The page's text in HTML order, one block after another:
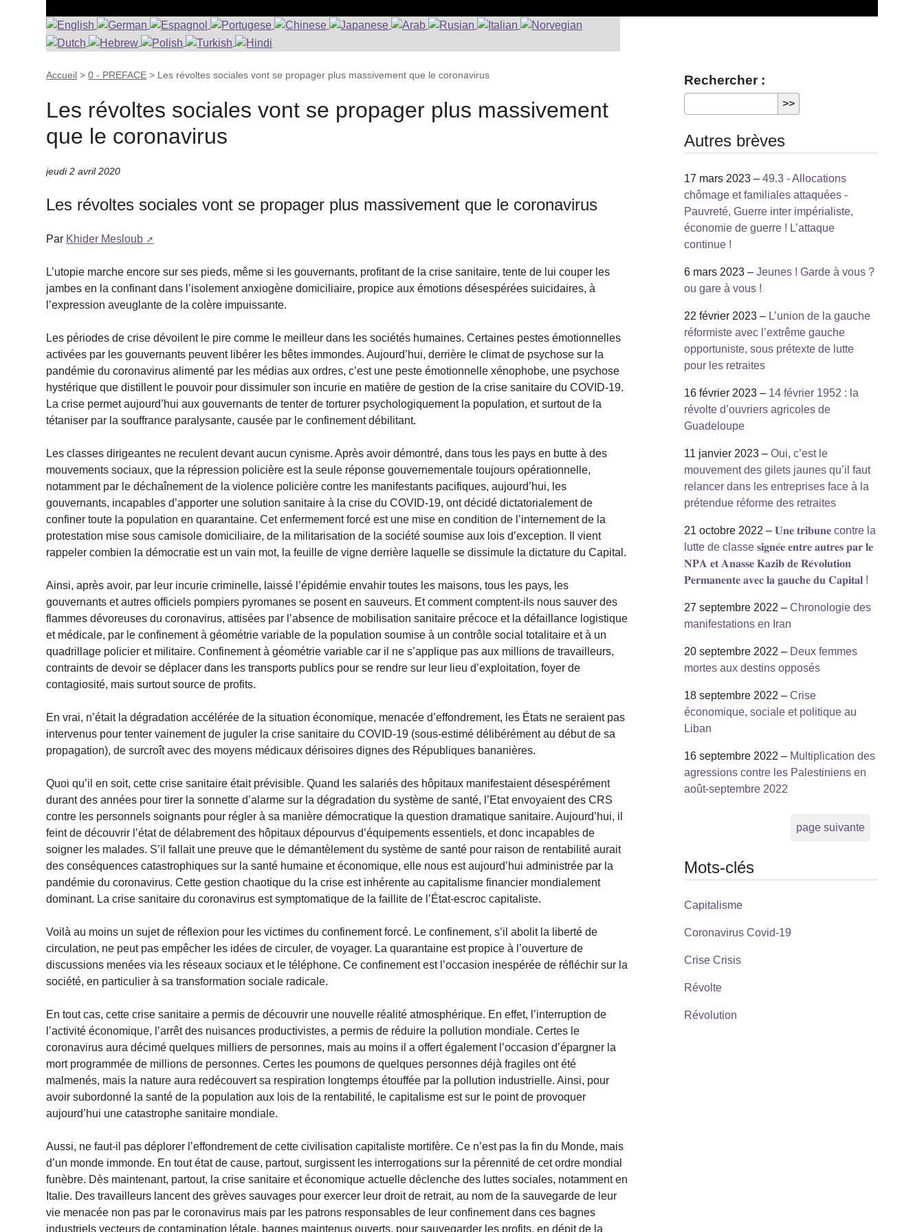
Accueil >0 - PREFACE > Les révoltes sociales vont se propager plus massivement que le coronavirus
Les révoltes sociales vont se propager plus massivement
que le coronavirus
jeudi 2 avril 2020
Les révoltes sociales vont se propager plus massivement que le coronavirus
Par Khider Mesloub
L’utopie marche encore sur ses pieds, même si les gouvernants, profitant de la crise sanitaire, tente de lui couper les
jambes en la confinant dans l’isolement anxiogène domiciliaire, propice aux émotions désespérées suicidaires, à
l’expression aveuglante de la colère impuissante.
Les périodes de crise dévoilent le pire comme le meilleur dans les sociétés humaines. Certaines pestes émotionnelles
activées par les gouvernants peuvent libérer les bêtes immondes. Aujourd’hui, derrière le climat de psychose sur la
pandémie du coronavirus alimenté par les médias aux ordres, c’est une peste émotionnelle xénophobe, une psychose
hystérique que distillent le pouvoir pour dissimuler son incurie en matière de gestion de la crise sanitaire du COVID-19.
La crise permet aujourd’hui aux gouvernants de tenter de torturer psychologiquement la population, et surtout de la
tétaniser par la souffrance paralysante, causée par le confinement débilitant.
Les classes dirigeantes ne reculent devant aucun cynisme. Après avoir démontré, dans tous les pays en butte à des
mouvements sociaux, que la répression policière est la seule réponse gouvernementale toujours opérationnelle,
notamment par le déchaînement de la violence policière contre les manifestants pacifiques, aujourd’hui, les
gouvernants, incapables d’apporter une solution sanitaire à la crise du COVID-19, ont décidé dictatorialement de
confiner toute la population en quarantaine. Cet enfermement forcé est une mise en condition de l’internement de la
protestation mise sous camisole domiciliaire, de la militarisation de la société soumise aux lois d’exception. Il vient
rappeler combien la démocratie est un vain mot, la feuille de vigne derrière laquelle se dissimule la dictature du Capital.
Ainsi, après avoir, par leur incurie criminelle, laissé l’épidémie envahir toutes les maisons, tous les pays, les
gouvernants et autres officiels pompiers pyromanes se posent en sauveurs. Et comment comptent-ils nous sauver des
flammes dévoreuses du coronavirus, attisées par l’absence de mobilisation sanitaire précoce et la défaillance logistique
et médicale, par le confinement à géométrie variable de la population soumise à un contrôle social totalitaire et à un
quadrillage policier et militaire. Confinement à géométrie variable car il ne s’applique pas aux millions de travailleurs,
contraints de devoir se déplacer dans les transports publics pour se rendre sur leur lieu d’exploitation, foyer de
contagiosité, mais surtout source de profits.
En vrai, n’était la dégradation accélérée de la situation économique, menacée d’effondrement, les États ne seraient pas
intervenus pour tenter vainement de juguler la crise sanitaire du COVID-19 (sous-estimé délibérément au début de sa
propagation), de surcroît avec des moyens médicaux dérisoires dignes des Républiques bananières.
Quoi qu’il en soit, cette crise sanitaire était prévisible. Quand les salariés des hôpitaux manifestaient désespérément
durant des années pour tirer la sonnette d’alarme sur la dégradation du système de santé, l’Etat envoyaient des CRS
contre les personnels soignants pour régler à sa manière démocratique la question dramatique sanitaire. Aujourd’hui, il
feint de découvrir l’état de délabrement des hôpitaux dépourvus d’équipements essentiels, et donc incapables de
soigner les malades. S’il fallait une preuve que le démantèlement du système de santé pour raison de rentabilité aurait
des conséquences catastrophiques sur la santé humaine et économique, elle nous est aujourd’hui administrée par la
pandémie du coronavirus. Cette gestion chaotique du la crise est inhérente au capitalisme financier mondialement
dominant. La crise sanitaire du coronavirus est symptomatique de la faillite de l’État-escroc capitaliste.
Voilà au moins un sujet de réflexion pour les victimes du confinement forcé. Le confinement, s’il abolit la liberté de
circulation, ne peut pas empêcher les idées de circuler, de voyager. La quarantaine est propice à l’ouverture de
discussions menées via les réseaux sociaux et le téléphone. Ce confinement est l’occasion inespérée de réfléchir sur la
société, en particulier à sa transformation sociale radicale.
En tout cas, cette crise sanitaire a permis de découvrir une nouvelle réalité atmosphérique. En effet, l’interruption de
l’activité économique, l’arrêt des nuisances productivistes, a permis de réduire la pollution mondiale. Certes le
coronavirus aura décimé quelques milliers de personnes, mais au moins il a offert également l’occasion d’épargner la
mort programmée de millions de personnes. Certes les poumons de quelques personnes déjà fragiles ont été
malmenés, mais la nature aura redécouvert sa respiration longtemps étouffée par la pollution industrielle. Ainsi, pour
avoir subordonné la santé de la population aux lois de la rentabilité, le capitalisme est sur le point de provoquer
aujourd’hui une catastrophe sanitaire mondiale.
Aussi, ne faut-il pas déplorer l’effondrement de cette civilisation capitaliste mortifère. Ce n’est pas la fin du Monde, mais
d’un monde immonde. En tout état de cause, partout, surgissent les interrogations sur la pérennité de cet ordre mondial
funèbre. Dès maintenant, partout, la crise sanitaire et économique actuelle déclenche des luttes sociales, notamment en
Italie. Des travailleurs lancent des grèves sauvages pour exercer leur droit de retrait, au nom de la sauvegarde de leur
vie menacée non pas par le coronavirus mais par les patrons responsables de leur confinement dans ces bagnes
industriels vecteurs de contamination létale, bagnes maintenus ouverts, pour sauvegarder les profits, en dépit de la
Rechercher :
Autres brèves
17 mars 2023 – 49.3 - Allocations
chômage et familiales attaquées -
Pauvreté, Guerre inter impérialiste,
économie de guerre ! L’attaque
continue !
6 mars 2023 – Jeunes ! Garde à vous ?
ou gare à vous !
22 février 2023 – L’union de la gauche
réformiste avec l’extrême gauche
opportuniste, sous prétexte de lutte
pour les retraites
16 février 2023 – 14 février 1952 : la
révolte d’ouvriers agricoles de
Guadeloupe
11 janvier 2023 – Oui, c’est le
mouvement des gilets jaunes qu’il faut
relancer dans les entreprises face à la
prétendue réforme des retraites
21 octobre 2022 – 𝐔𝐧𝐞 𝐭𝐫𝐢𝐛𝐮𝐧𝐞 contre la
lutte de classe 𝐬𝐢𝐠𝐧𝐞́𝐞 𝐞𝐧𝐭𝐫𝐞 𝐚𝐮𝐭𝐫𝐞𝐬 𝐩𝐚𝐫 𝐥𝐞
𝐍𝐏𝐀 𝐞𝐭 𝐀𝐧𝐚𝐬𝐬𝐞 𝐊𝐚𝐳𝐢𝐛 𝐝𝐞 𝐑𝐞́𝐯𝐨𝐥𝐮𝐭𝐢𝐨𝐧
𝐏𝐞𝐫𝐦𝐚𝐧𝐞𝐧𝐭𝐞 𝐚𝐯𝐞𝐜 𝐥𝐚 𝐠𝐚𝐮𝐜𝐡𝐞 𝐝𝐮 𝐂𝐚𝐩𝐢𝐭𝐚𝐥 !
27 septembre 2022 – Chronologie des
manifestations en Iran
20 septembre 2022 – Deux femmes
mortes aux destins opposés
18 septembre 2022 – Crise
économique, sociale et politique au
Liban
16 septembre 2022 – Multiplication des
agressions contre les Palestiniens en
août-septembre 2022
page suivante
Mots-clés
Capitalisme
Coronavirus Covid-19
Crise Crisis
Révolte
Révolution